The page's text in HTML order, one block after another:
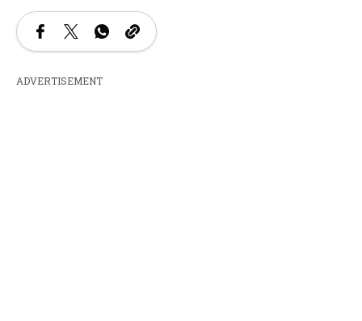
ADVERTISEMENT